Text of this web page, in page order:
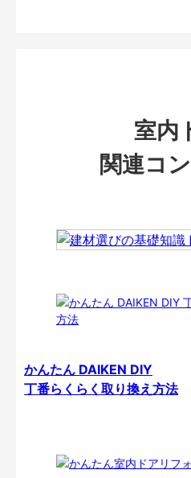
室内
関連コ
かんたん DAIKEN DIY
丁番らくらく取り換え方法